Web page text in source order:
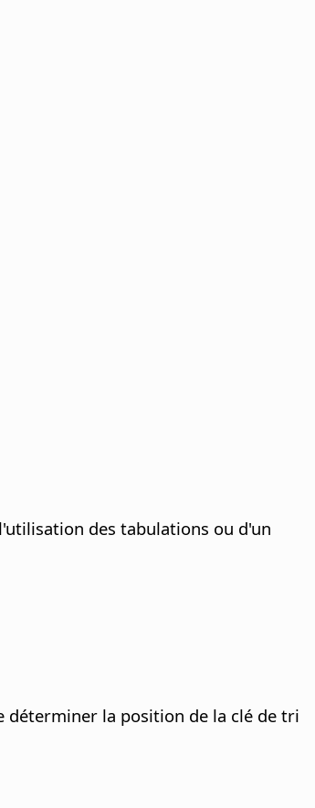
des tabulations ou d'un
déterminer la position de la clé de tri